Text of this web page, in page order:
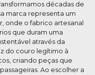
décadas de
marca representa um
onde o fabrico artesanal
que duram uma
através da
do couro legítimo à
criando peças que
Ao escolher a